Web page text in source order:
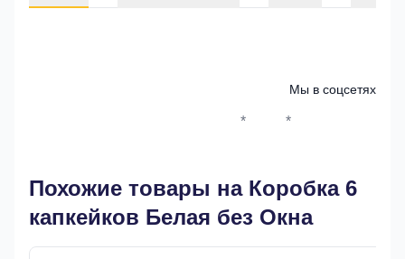
Мы в соцсетях
* *
Похожие товары на Коробка 6
капкейков Белая без Окна